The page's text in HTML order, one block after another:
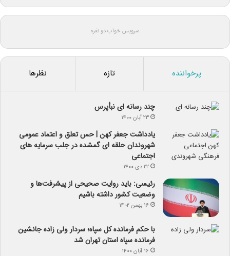
سرویس خواب دو نفره
پرخواننده تازه نظرها
چند رسانه ای نبأپرس
۲۳ آبان ۱۴۰۰
یادداشت جعفر کهن | حس تعلق و اعتماد عمومی
شهروندان حلقه ای گمشده در جلب سرمایه های
اجتماعی
۲۲ دی ۱۴۰۰
رئیسی: باید روایت صحیحی از پیشرفت‌ها و
وضعیت کشور داشته باشیم
۱۶ بهمن ۱۴۰۲
با حکم فرمانده کل سپاه؛ سردار ولی زاده جانشین
فرمانده سپاه استان تهران شد
۱۶ آبان ۱۴۰۰